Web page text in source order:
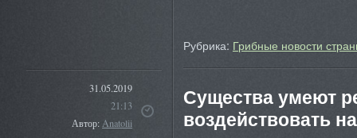
Рубрика: Грибные новости
31.05.2019
21:13
Автор:Anatolii
Существа умеют
воздействовать